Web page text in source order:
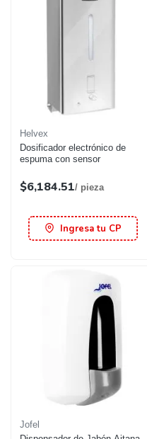
Helvex
Dosificador electrónico de
espuma con sensor
$6,184.51/ pieza
Ingresa tu CP
Jofel